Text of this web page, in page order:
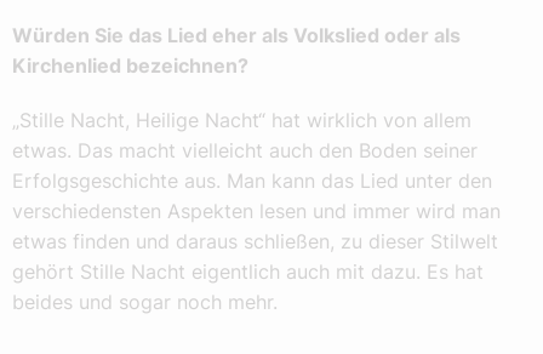
Würden Sie das Lied eher als Volkslied oder als
Kirchenlied bezeichnen?
„Stille Nacht, Heilige Nacht“ hat wirklich von allem
etwas. Das macht vielleicht auch den Boden seiner
Erfolgsgeschichte aus. Man kann das Lied unter den
verschiedensten Aspekten lesen und immer wird man
etwas finden und daraus schließen, zu dieser Stilwelt
gehört Stille Nacht eigentlich auch mit dazu. Es hat
beides und sogar noch mehr.